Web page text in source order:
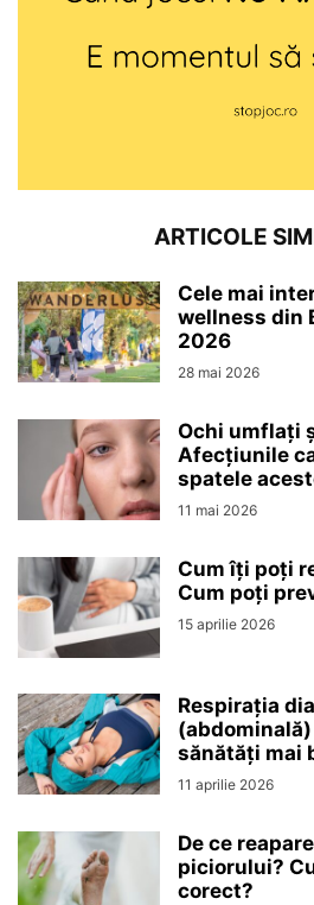
ARTICOLE
Cele mai
wellness din
2026
28 mai 2026
Ochi umflați
Afecțiunile
spatele
11 mai 2026
Cum îți poți
Cum poți
15 aprilie 2026
Respirația
sănătăți mai
11 aprilie 2026
De ce
piciorului?
corect?